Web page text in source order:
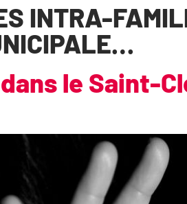
INTRA-
le Saint-